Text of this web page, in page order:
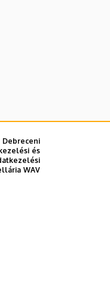
és
WAV